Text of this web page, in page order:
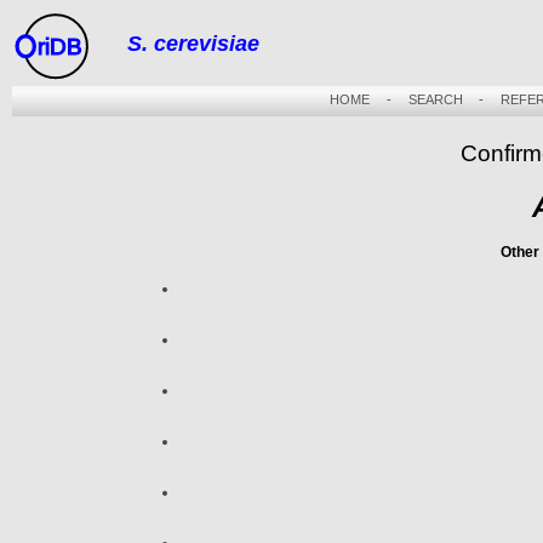
riDB S. cerevisiae
HOME- SEARCH -
Other